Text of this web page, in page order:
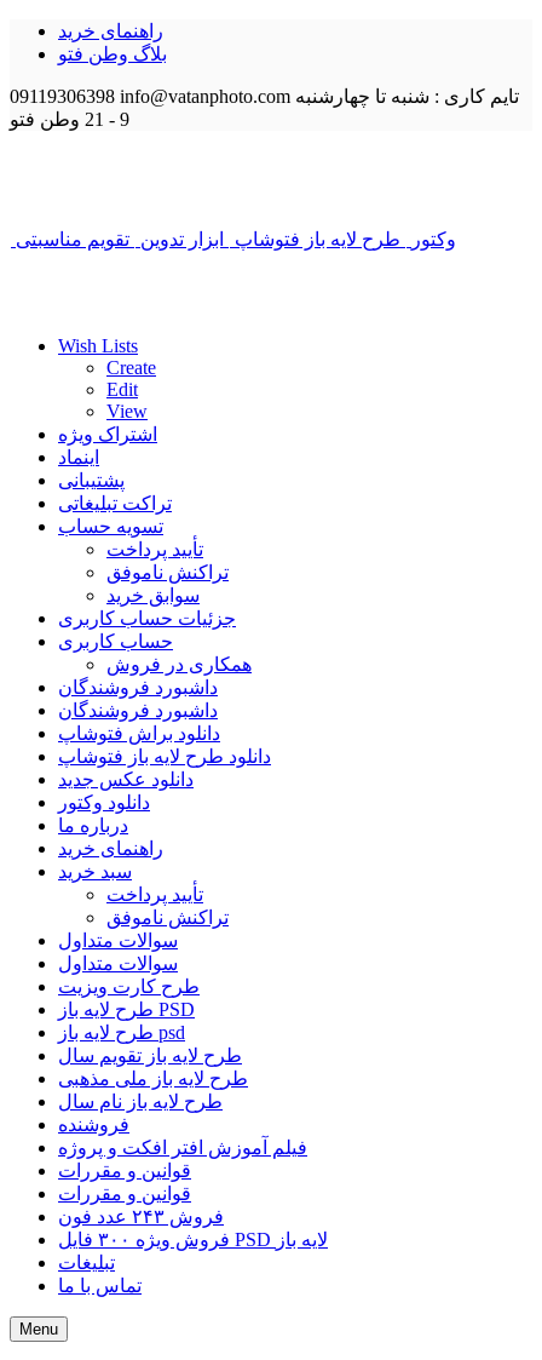
راهنمای خرید
بلاگ وطن فتو
09119306398 info@vatanphoto.com تایم کاری : شنبه تا چهارشنبه
9 - 21
وطن فتو
وکتور طرح لایه باز فتوشاپ ابزار تدوین تقویم مناسبتی
Wish Lists
Create
Edit
View
اشتراک ویژه
اینماد
پشتیبانی
تراکت تبلیغاتی
تسویه حساب
تأیید پرداخت
تراکنش ناموفق
سوابق خرید
جزئیات حساب کاربری
حساب کاربری
همکاری در فروش
داشبورد فروشندگان
داشبورد فروشندگان
دانلود براش فتوشاپ
دانلود طرح لایه باز فتوشاپ
دانلود عکس جدید
دانلود وکتور
درباره ما
راهنمای خرید
سبد خرید
تأیید پرداخت
تراکنش ناموفق
سوالات متداول
سوالات متداول
طرح کارت ویزیت
طرح لایه باز PSD
طرح لایه باز psd
طرح لایه باز تقویم سال
طرح لایه باز ملی مذهبی
طرح لایه باز نام سال
فروشنده
فیلم آموزش افتر افکت و پروژه
قوانین و مقررات
قوانین و مقررات
فروش ۲۴۳ عدد فون
فروش ویژه ۳۰۰ فایل PSD لایه باز
تبلیغات
تماس با ما
Menu